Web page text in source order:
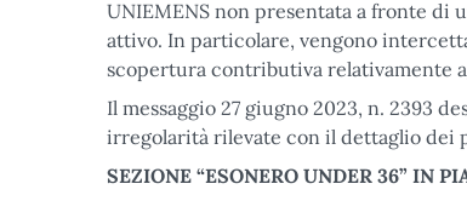
UNIEMENS non presentata a fronte di
attivo. In particolare, vengono
scopertura contributiva relativamente
Il messaggio 27 giugno 2023, n. 2393
irregolarità rilevate con il dettaglio dei
SEZIONE “ESONERO UNDER 36” IN